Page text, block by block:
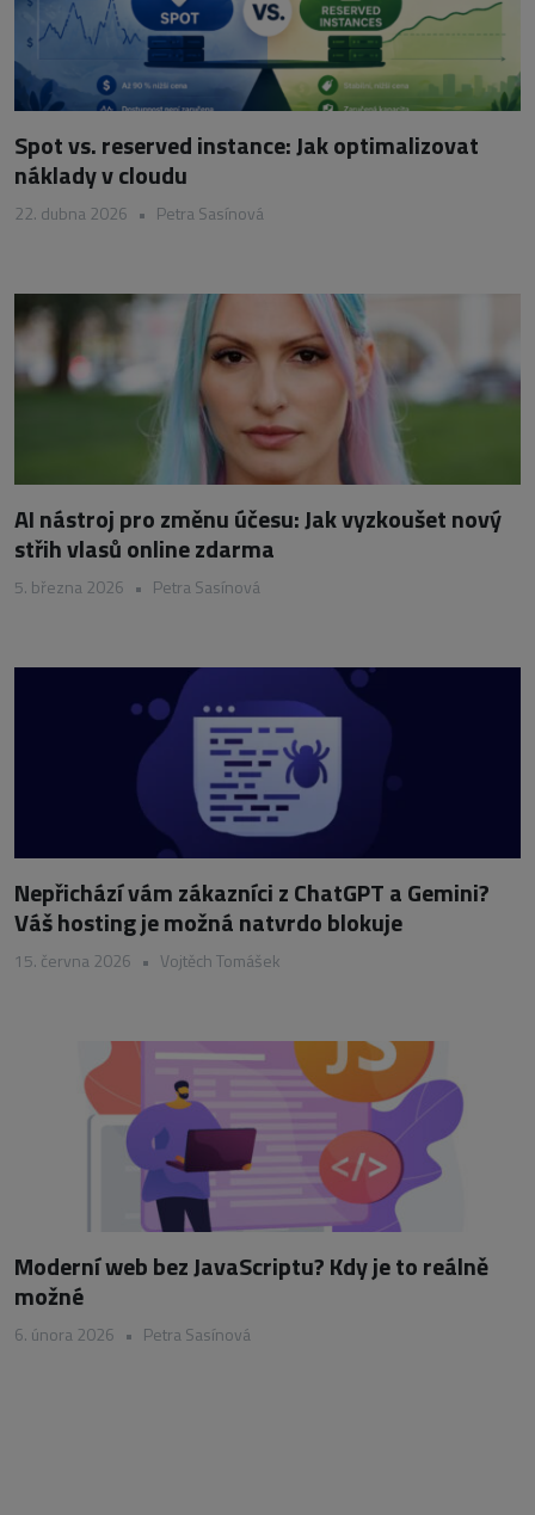
Spot vs. reserved instance: Jak optimalizovat
náklady v cloudu
22. dubna 2026 • Petra Sasínová
AI nástroj pro změnu účesu: Jak vyzkoušet nový
střih vlasů online zdarma
5. března 2026 • Petra Sasínová
Nepřichází vám zákazníci z ChatGPT a Gemini?
Váš hosting je možná natvrdo blokuje
15. června 2026 • Vojtěch Tomášek
Moderní web bez JavaScriptu? Kdy je to reálně
možné
6. února 2026 • Petra Sasínová